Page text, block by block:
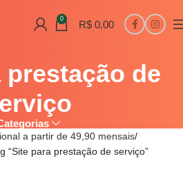
0 R$ 0,00
prestação de
a partir de 49,90 mensais
“Site para prestação de serviço”